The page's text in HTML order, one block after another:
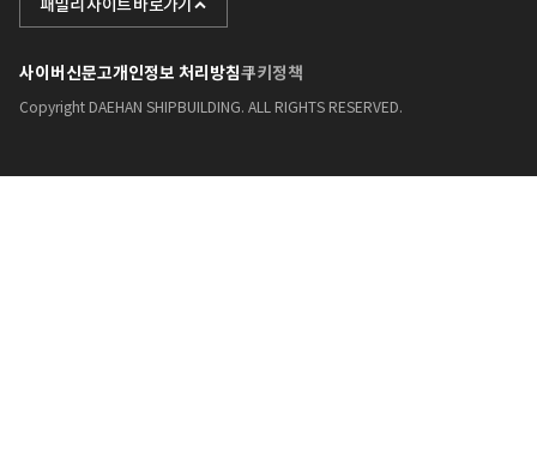
패밀리 사이트 바로가기
케이조선
사이버신문고개인정보 처리방침쿠키정책
Copyright DAEHAN SHIPBUILDING. ALL RIGHTS RESERVED.